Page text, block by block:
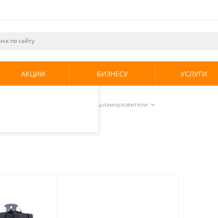
и
использования.
.
АКЦИИ БИЗНЕСУ УСЛУГИ
Сепараторы и шламоуловители